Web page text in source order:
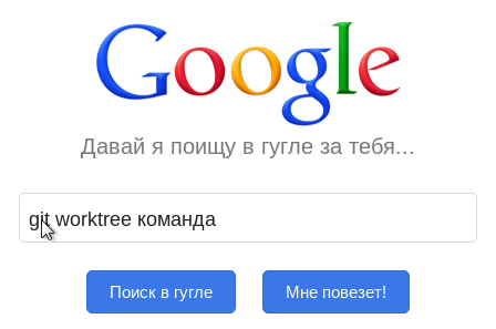
Давай я поищу в гугле за тебя...
Поиск в гугле Мне повезет!